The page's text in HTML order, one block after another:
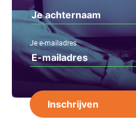
Je e-mailadres